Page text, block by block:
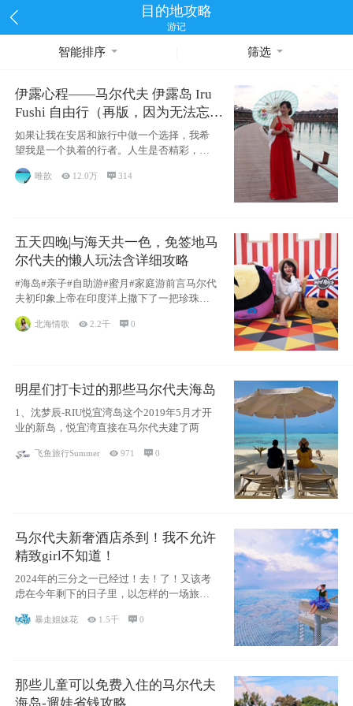
目的地攻略
游记
智能排序 筛选
伊露心程——马尔代夫 伊露岛 Iru
Fushi 自由行（再版，因为无法忘却
的留恋）
如果让我在安居和旅行中做一个选择，我希
望我是一个执着的行者。人生是否精彩，都
源于自己
唯歆  12.0万  314
五天四晚|与海天共一色，免签地马
尔代夫的懒人玩法含详细攻略
#海岛#亲子#自助游#蜜月#家庭游前言马尔代
夫初印象上帝在印度洋上撒下了一把珍珠，
北海情歌 2.2千 0
明星们打卡过的那些马尔代夫海岛
1、沈梦辰-RIU悦宜湾岛这个2019年5月才开
业的新岛，悦宜湾直接在马尔代夫建了两
飞鱼旅行Summer 971 0
马尔代夫新奢酒店杀到！我不允许
精致girl不知道！
2024年的三分之一已经过！去！了！又该考
虑在今年剩下的日子里，以怎样的一场旅行
暴走姐妹花  1.5千 0
那些儿童可以免费入住的马尔代夫